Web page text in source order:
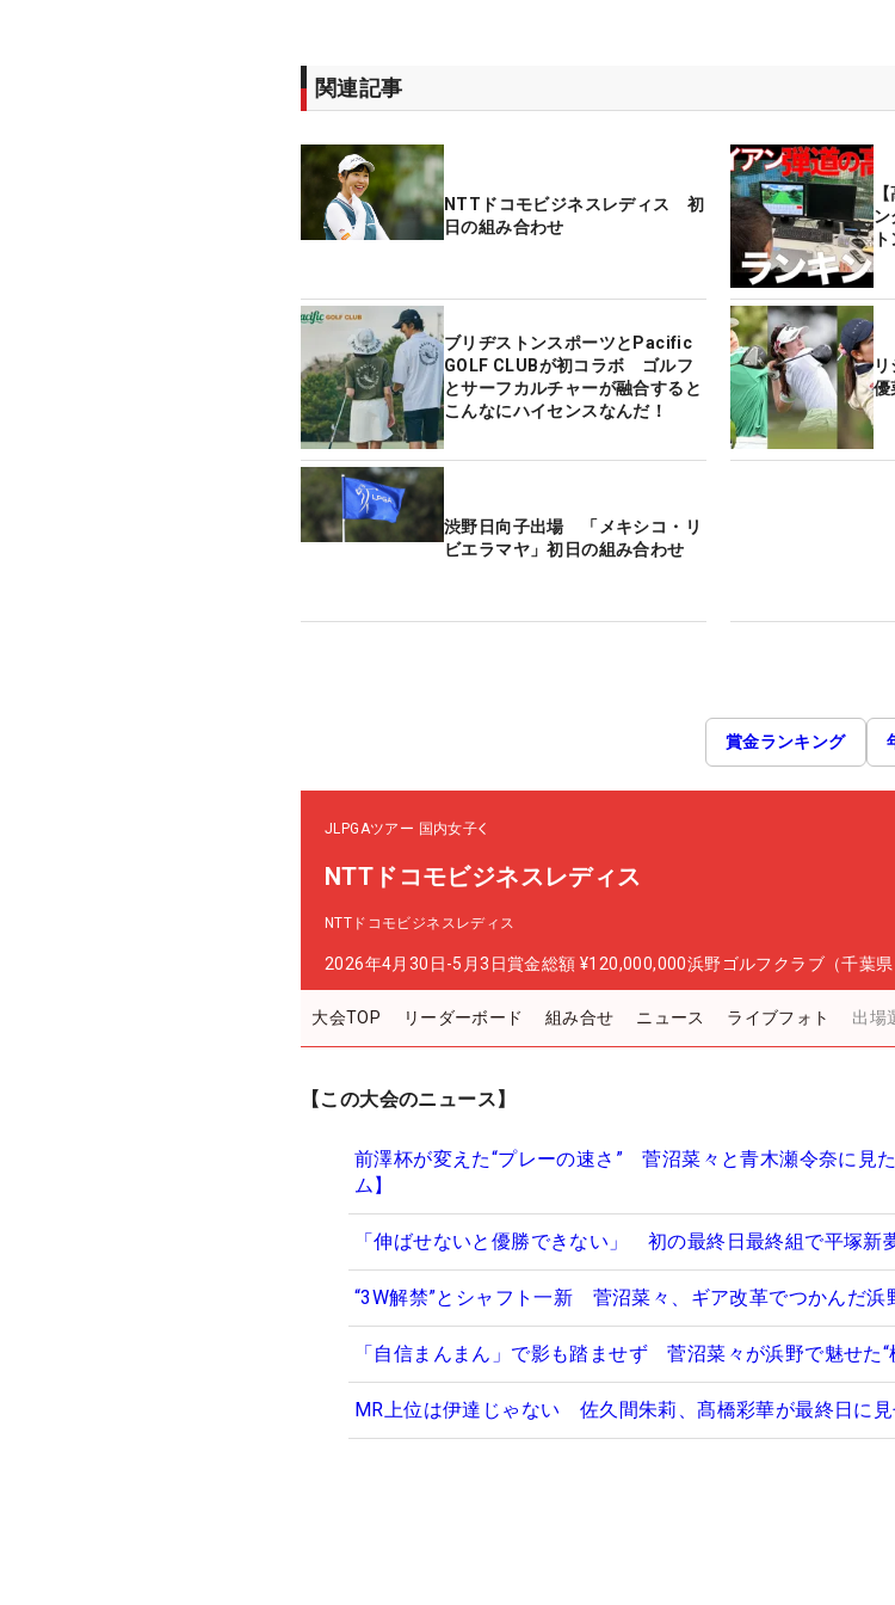
関連記事
NTTドコモビジネスレディス 初
日の組み合わせ
ン
ブリヂストンスポーツとPacific
GOLF CLUBが初コラボ ゴルフ
とサーフカルチャーが融合すると
こんなにハイセンスなんだ！
優
渋野日向子出場 「メキシコ・リ
ビエラマヤ」初日の組み合わせ
賞金ランキング
JLPGAツアー 国内女子
NTTドコモビジネスレディス
NTTドコモビジネスレディス
2026年4月30日-5月3日賞金総額 ¥120,000,000浜野ゴルフクラブ（千葉県
大会TOP リーダーボード 組み合せ ニュース ライブフォト 出場
【この大会のニュース】
前澤杯が変えた“プレーの速さ” 菅沼菜々と青木瀬令奈に見
ム】
「伸ばせないと優勝できない」 初の最終日最終組で平塚新
“3W解禁”とシャフト一新 菅沼菜々、ギア改革でつかんだ浜
「自信まんまん」で影も踏ませず 菅沼菜々が浜野で魅せた“
MR上位は伊達じゃない 佐久間朱莉、髙橋彩華が最終日に見